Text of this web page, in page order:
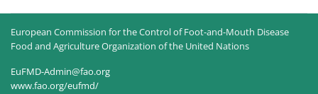
European Commission for the Control of Foot-and-Mouth Disease
Food and Agriculture Organization of the United Nations
EuFMD-Admin@fao.org
www.fao.org/eufmd/